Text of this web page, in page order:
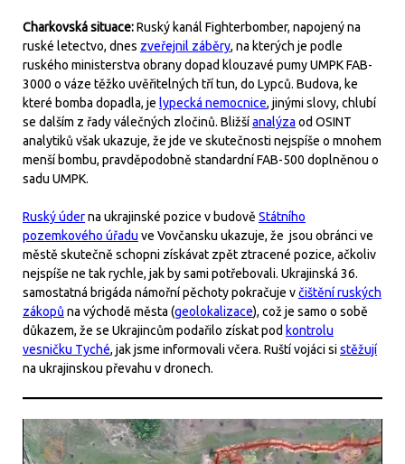
Charkovská situace:Ruský kanál Fighterbomber, napojený na
ruské letectvo, dnes zveřejnil záběry, na kterých je podle
ruského ministerstva obrany dopad klouzavé pumy UMPK FAB-
3000 o váze těžko uvěřitelných tří tun, do Lypců. Budova, ke
které bomba dopadla, je lypecká nemocnice, jinými slovy, chlubí
se dalším z řady válečných zločinů. Bližšíanalýza od OSINT
analytiků však ukazuje, že jde ve skutečnosti nejspíše o mnohem
menší bombu, pravděpodobně standardní FAB-500 doplněnou o
sadu UMPK.
Ruský úderna ukrajinské pozice v budově Státního
pozemkového úřadu ve Vovčansku ukazuje, že jsou obránci ve
městě skutečně schopni získávat zpět ztracené pozice, ačkoliv
nejspíše ne tak rychle, jak by sami potřebovali. Ukrajinská 36.
samostatná brigáda námořní pěchoty pokračuje včištění ruských
zákopů na východě města (geolokalizace), což je samo o sobě
důkazem, že se Ukrajincům podařilo získat pod kontrolu
vesničku Tyché, jak jsme informovali včera. Ruští vojáci sistěžují
na ukrajinskou převahu v dronech.